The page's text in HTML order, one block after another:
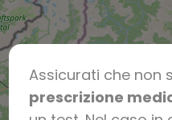
Assicurati che non
prescrizione